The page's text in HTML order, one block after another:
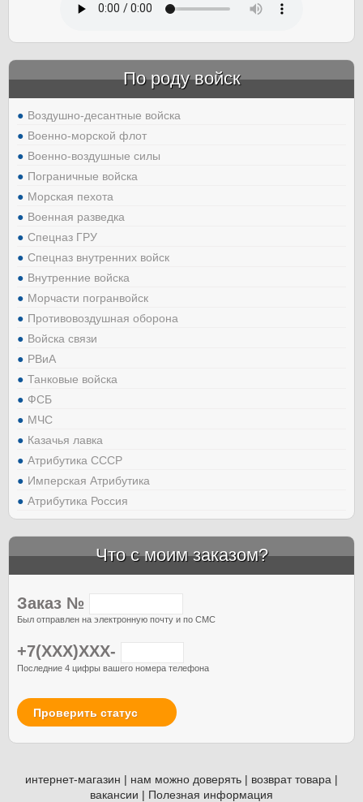
По роду войск
Воздушно-десантные войска
Военно-морской флот
Военно-воздушные силы
Пограничные войска
Морская пехота
Военная разведка
Спецназ ГРУ
Спецназ внутренних войск
Внутренние войска
Морчасти погранвойск
Противовоздушная оборона
Войска связи
РВиА
Танковые войска
ФСБ
МЧС
Казачья лавка
Атрибутика СССР
Имперская Атрибутика
Атрибутика Россия
Что с моим заказом?
Заказ №
Был отправлен на электронную почту и по СМС
+7(XXX)XXX-
Последние 4 цифры вашего номера телефона
Проверить статус
интернет-магазин | нам можно доверять | возврат товара |
вакансии | Полезная информация